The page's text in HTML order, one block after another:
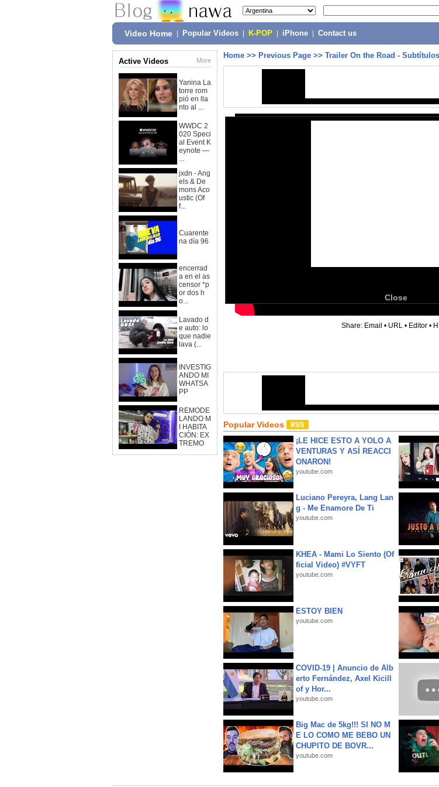
Video Home Popular Videos K-POP iPhone Contact us
Active Videos More
Yanina La
torre rom
pió en lla
nto al ...
WWDC 2
020 Speci
al Event K
eynote —
...
jxdn - Ang
els & De
mons Aco
ustic (Of
f...
Cuarente
na día 96
encerrad
a en el as
censor *p
or dos h
o...
Lavado d
e auto: lo
que nadie
lava (...
INVESTIG
ANDO MI
WHATSA
PP
REMODE
LANDO M
I HABITA
CIÓN: EX
TREMO
Home >> Previous Page >> Trailer On the Road -
Close
Share: Email • URL • Editor •
Popular Videos
¡LE HICE ESTO A YOLO A
VENTURAS Y ASÍ REACCI
ONARON!
youtube.com
Luciano Pereyra, Lang Lan
g - Me Enamore De Ti
youtube.com
KHEA - Mami Lo Siento (Of
ficial Video) #VYFT
youtube.com
ESTOY BIEN
youtube.com
COVID-19 | Anuncio de Alb
erto Fernández, Axel Kicill
of y Hor...
youtube.com
Big Mac de 5kg!!! SI NO M
E LO COMO ME BEBO UN
CHUPITO DE BOVR...
youtube.com